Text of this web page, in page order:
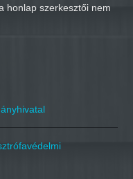
honlap szerkesztői nem